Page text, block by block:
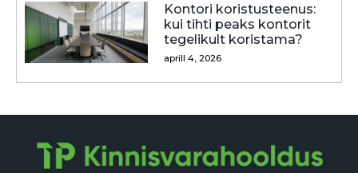
Kontori koristusteenus:
kui tihti peaks kontorit
tegelikult koristama?
aprill 4, 2026